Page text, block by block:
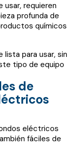
requieren
profunda de
químicos
lista para usar, sin
tipo de equipo
de
eléctricos
fáciles de